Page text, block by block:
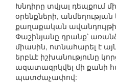
Խնդիրը տվյալ դեպքում
օրենքների,
քաղաքական ավանդույթի
Փաշինյանը դրանք՝
միասին, ոտնահարել է
երբևէ իշխանությունը
ազատազրկվել մի քանի
պատժաչափով: